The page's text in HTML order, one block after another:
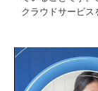
クラウドサービス